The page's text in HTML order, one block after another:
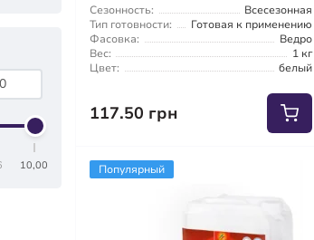
10,00
Сезонность:
Всесезонная
Тип готовности:
Готовая к применению
Фасовка:
Ведро
Вес:
1 кг
Цвет:
белый
117.50 грн
Популярный